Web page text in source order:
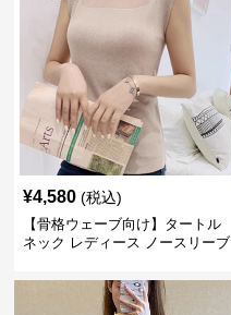
¥4,580 (税込)
【骨格ウェーブ向け】タートル
ネック レディース ノースリーブ
M~2XL